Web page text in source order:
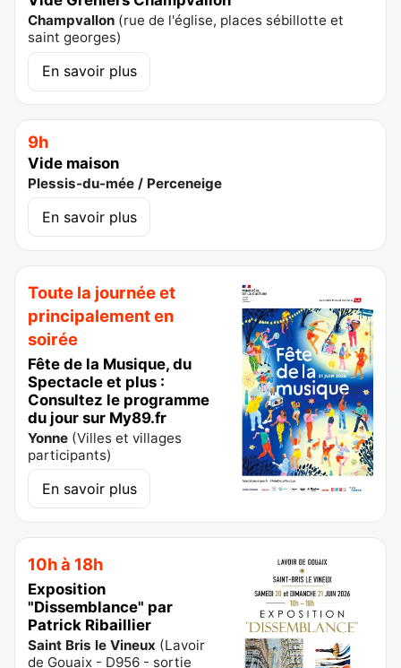
Champvallon (rue de l'église, places sébillotte et
saint georges)
En savoir plus
9h
Vide maison
Plessis-du-mée / Perceneige
En savoir plus
Toute la journée et
principalement en
soirée
Fête de la Musique, du
Spectacle et plus :
Consultez le programme
du jour sur My89.fr
Yonne (Villes et villages
participants)
En savoir plus
10h à 18h
Exposition
"Dissemblance" par
Patrick Ribaillier
Saint Bris le Vineux (Lavoir
de Gouaix - D956 - sortie